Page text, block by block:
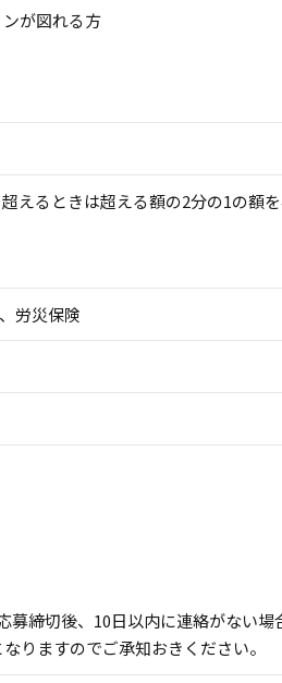
が図れる方
えるときは超える額の2分の1の額
労災保険
締切後、10日以内に連絡がない
りますのでご承知おきください。